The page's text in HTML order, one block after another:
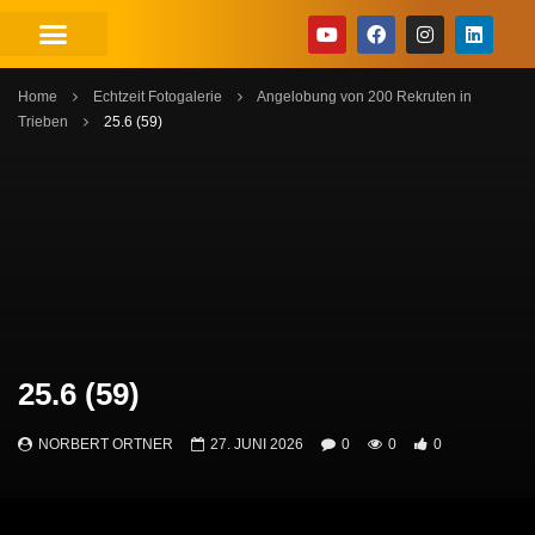
Home Echtzeit Fotogalerie
Angelobung von 200 Rekruten in
Trieben
25.6 (59)
25.6 (59)
NORBERT ORTNER 27. JUNI 2026 0 0 0